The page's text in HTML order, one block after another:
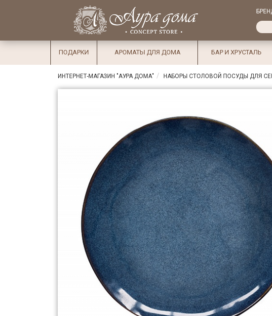
Избранное
×
СалоныДоставка
Оплата
Подарки
Ароматы
для дома
ПОДАРКИ АРОМАТЫ ДЛЯ ДОМА БАР И ХРУСТАЛЬ
ИНТЕРНЕТ-МАГАЗИН "АУРА ДОМА" НАБОРЫ СТОЛОВОЙ ПОСУДЫ ДЛЯ